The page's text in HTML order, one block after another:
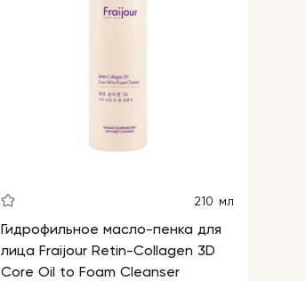
210 мл
Гидрофильное масло-пенка для
лица Fraijour Retin-Collagen 3D
Core Oil to Foam Cleanser